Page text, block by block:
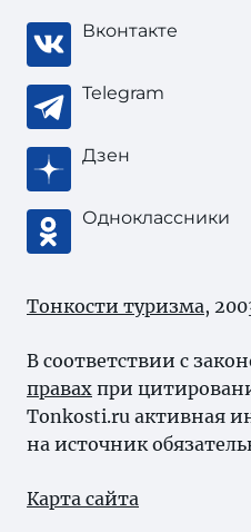
Вконтакте
Telegram
Дзен
Одноклассники
Тонкости туризма,
В соответствии с
правах при
Tonkosti.ru активная
на источник
Карта сайта